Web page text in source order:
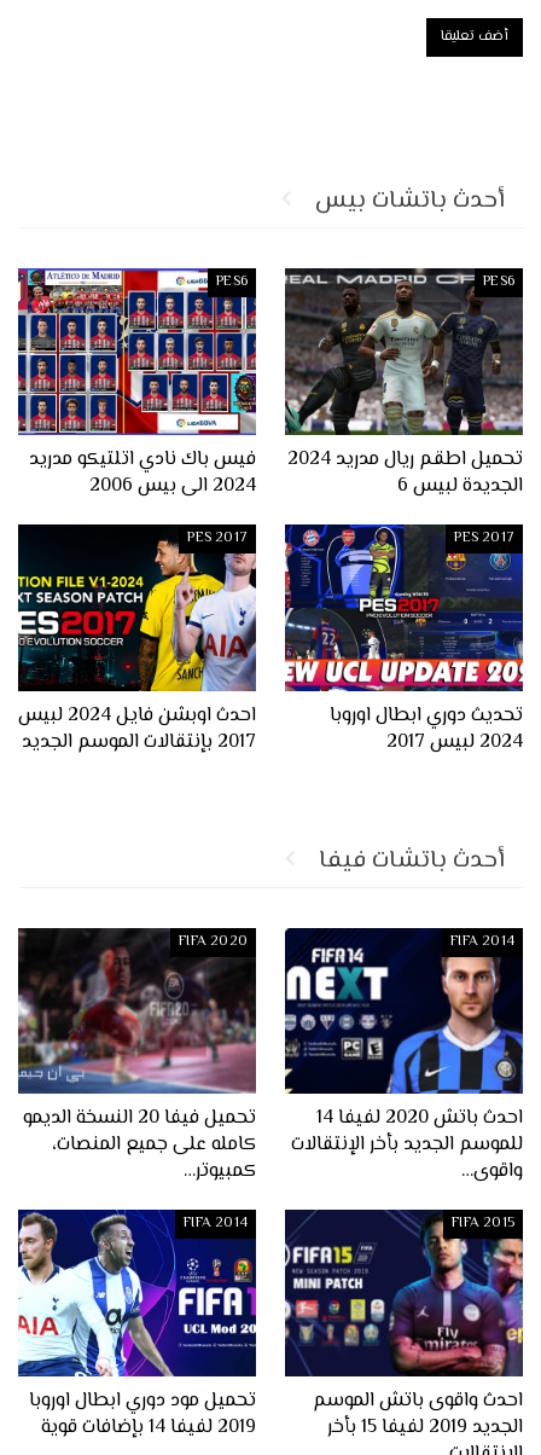
أحدث باتشات بيس
PES6
تحميل اطقم ريال مدريد 2024
الجديدة لبيس 6
PES6
فيس باك نادي اتلتيكو مدريد
2024 الى بيس 2006
PES 2017
تحديث دوري ابطال اوروبا
2024 لبيس 2017
PES 2017
احدث اوبشن فايل 2024 لبيس
2017 بإنتقالات الموسم الجديد
أحدث باتشات فيفا
FIFA 2014
احدث باتش 2020 لفيفا 14
للموسم الجديد بأخر الإنتقالات
واقوى…
FIFA 2020
تحميل فيفا 20 النسخة الديمو
كامله على جميع المنصات،
كمبيوتر…
FIFA 2015
احدث واقوى باتش الموسم
الجديد 2019 لفيفا 15 بأخر
FIFA 2014
تحميل مود دوري ابطال اوروبا
2019 لفيفا 14 بإضافات قوية